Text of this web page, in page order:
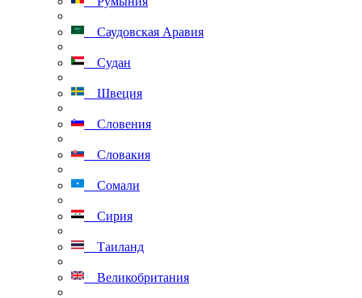
Саудовская Аравия
Судан
Швеция
Словения
Словакия
Сомали
Сирия
Таиланд
Великобритания